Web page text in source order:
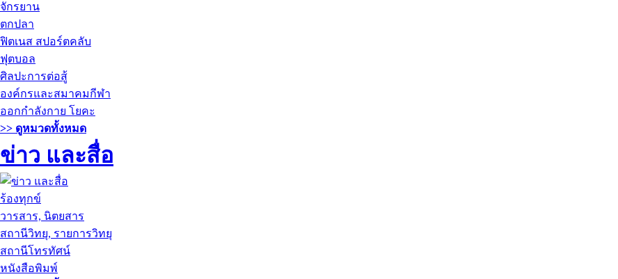
จักรยาน
ตกปลา
ฟิตเนส สปอร์ตคลับ
ฟุตบอล
ศิลปะการต่อสู้
องค์กรและสมาคมกีฬา
ออกกำลังกาย โยคะ
>> ดูหมวดทั้งหมด
ข่าว และสื่อ
ร้องทุกข์
วารสาร, นิตยสาร
สถานีวิทยุ, รายการวิทยุ
สถานีโทรทัศน์
หนังสือพิมพ์